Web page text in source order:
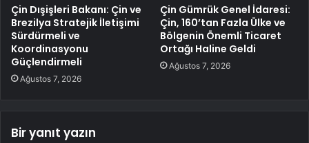
Çin Dışişleri Bakanı: Çin ve
Brezilya Stratejik İletişimi
Sürdürmeli ve
Koordinasyonu
Güçlendirmeli
Ağustos 7, 2026
Çin Gümrük Genel İdaresi:
Çin, 160’tan Fazla Ülke ve
Bölgenin Önemli Ticaret
Ortağı Haline Geldi
Ağustos 7, 2026
Bir yanıt yazın